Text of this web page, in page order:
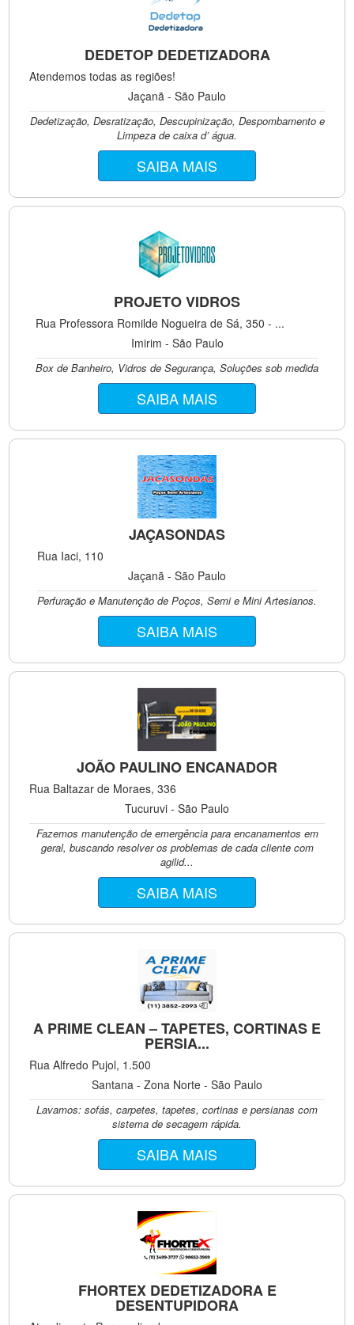
DEDETOP DEDETIZADORA
Atendemos todas as regiões!
Jaçanã - São Paulo
Dedetização, Desratização, Descupinização, Despombamento e
Limpeza de caixa d’ água.
SAIBA MAIS
PROJETO VIDROS
Rua Professora Romilde Nogueira de Sá, 350 - ...
Imirim - São Paulo
Box de Banheiro, Vidros de Segurança, Soluções sob medida
SAIBA MAIS
JAÇASONDAS
Rua Iaci, 110
Jaçanã - São Paulo
Perfuração e Manutenção de Poços, Semi e Mini Artesianos.
SAIBA MAIS
JOÃO PAULINO ENCANADOR
Rua Baltazar de Moraes, 336
Tucuruvi - São Paulo
Fazemos manutenção de emergência para encanamentos em
geral, buscando resolver os problemas de cada cliente com
agilid...
SAIBA MAIS
A PRIME CLEAN – TAPETES, CORTINAS E
PERSIA...
Rua Alfredo Pujol, 1.500
Santana - Zona Norte - São Paulo
Lavamos: sofás, carpetes, tapetes, cortinas e persianas com
sistema de secagem rápida.
SAIBA MAIS
FHORTEX DEDETIZADORA E
DESENTUPIDORA